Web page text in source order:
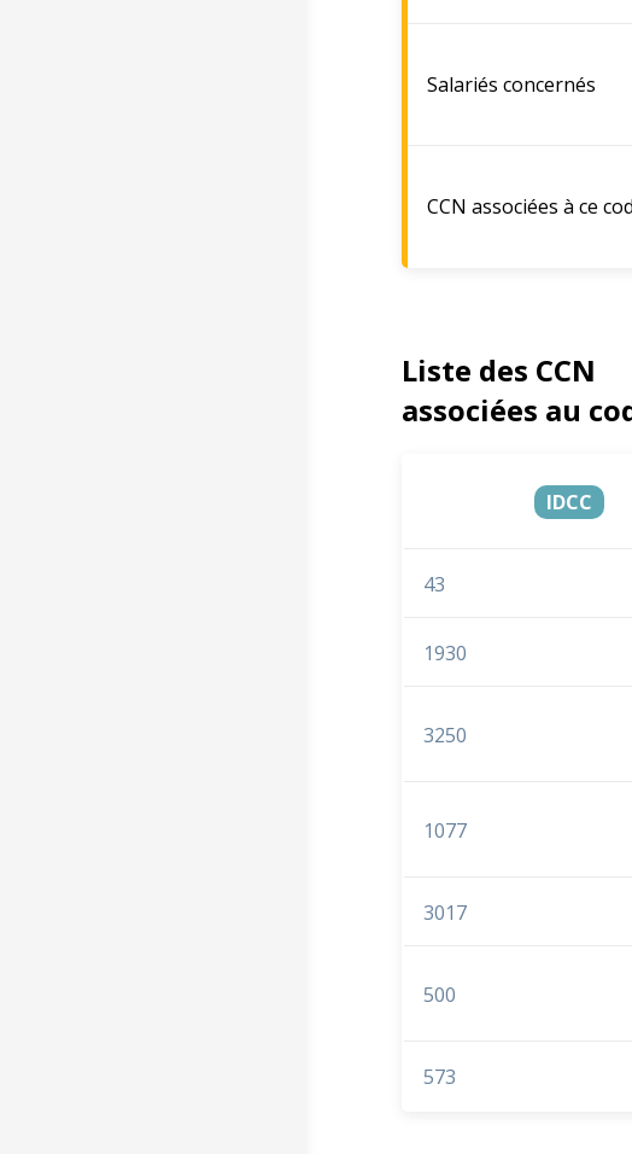
Salariés concernés
CCN associées à ce
Liste des CCN
associées au
IDCC
43
1930
3250
1077
3017
500
573